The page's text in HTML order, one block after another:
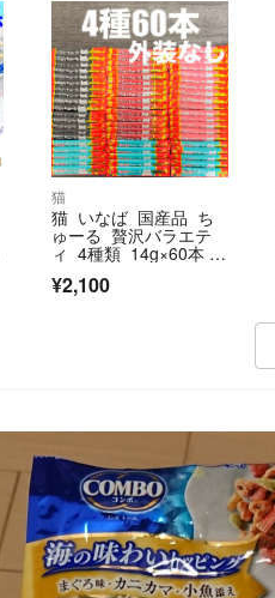
猫
猫 いなば 国産品 ち
ゅーる 贅沢バラエテ
ィ 4種類 14g×60本 中
¥2,100